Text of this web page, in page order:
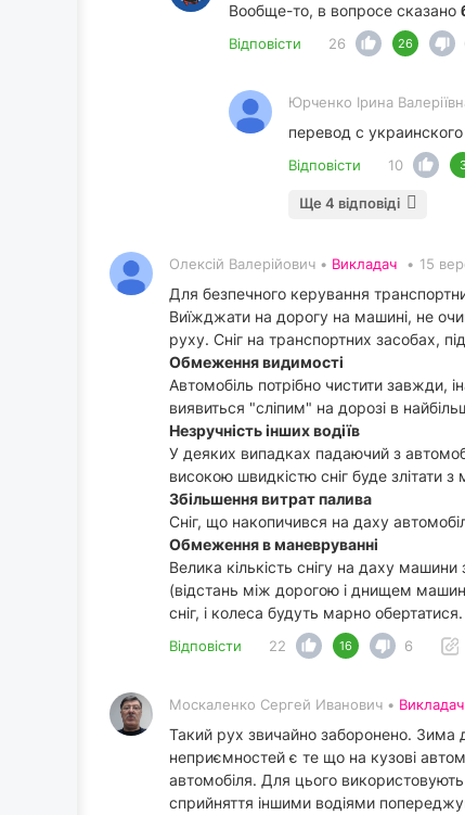
Вообще-то, в вопросе сказано
Відповісти 26 26
Юрченко Ірина
перевод с
Відповісти 10
Ще 4 відповіді
Олексій Валерійович • Викладач • 15
Для безпечного керування
Виїжджати на дорогу на машині, не
руху. Сніг на транспортних засобах,
Обмеження видимості
Автомобіль потрібно чистити завжди,
виявиться "сліпим" на дорозі в
Незручність інших водіїв
У деяких випадках падаючий з
високою швидкістю сніг буде злітати
Збільшення витрат палива
Сніг, що накопичився на даху
Обмеження в маневруванні
Велика кількість снігу на даху
(відстань між дорогою і днищем
сніг, і колеса будуть марно обертатися.
Відповісти 22 16 6
Москаленко Сергей Иванович • Викладач
Такий рух звичайно заборонено. Зима
неприємностей є те що на кузові
автомобіля. Для цього
сприйняття іншими водіями